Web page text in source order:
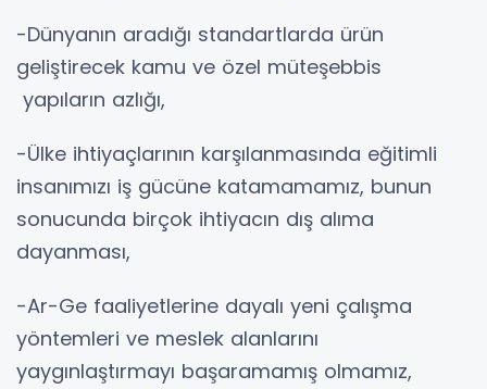
-Dünyanın aradığı standartlarda ürün
geliştirecek kamu ve özel müteşebbis
yapıların azlığı,
-Ülke ihtiyaçlarının karşılanmasında eğitimli
insanımızı iş gücüne katamamamız, bunun
sonucunda birçok ihtiyacın dış alıma
dayanması,
-Ar-Ge faaliyetlerine dayalı yeni çalışma
yöntemleri ve meslek alanlarını
yaygınlaştırmayı başaramamış olmamız,